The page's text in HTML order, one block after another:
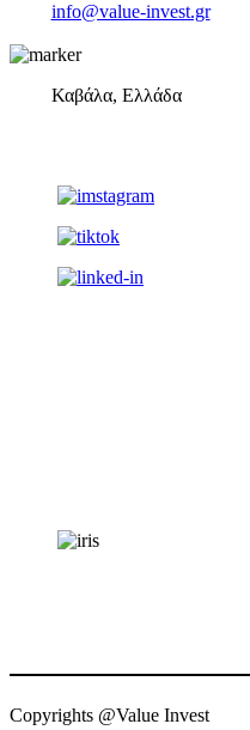
info@value-invest.gr
Καβάλα, Ελλάδα
Copyrights @Value Invest